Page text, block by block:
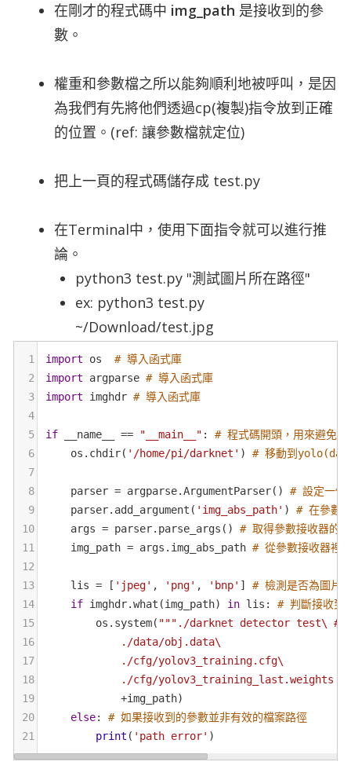
在剛才的程式碼中 img_path 是接收到的參
數。
權重和參數檔之所以能夠順利地被呼叫，是因
為我們有先將他們透過cp(複製)指令放到正確
的位置。(ref: 讓參數檔就定位)
把上一頁的程式碼儲存成 test.py
在Terminal中，使用下面指令就可以進行推
論。
python3 test.py "測試圖片所在路徑"
ex: python3 test.py
~/Download/test.jpg
1 import os
# 導入函式庫
2
import argparse # 導入函式庫
3
import imghdr # 導入函式庫
4
5
if __name__ == "__main__" : # 程式碼開頭，用來避免被
6
os . chdir( '/home/pi/darknet' ) # 移動到
7
8
parser = argparse.ArgumentParser() # 設定一個
9
parser. add_argument ( 'img_abs_path' ) # 在參數
10
args = parser. parse_args () # 取得參數接收器的
11
img_path = args . img_abs_path # 從參數接收器裡
12
13
lis = [ 'jpeg' , 'png' , 'bnp' ] # 檢測是否為圖片
14
if imghdr.what (img_path) in lis : # 判斷接收到
15
os . system( """./darknet detector test\ # 執
16
            ./data/obj.data\
17
            ./cfg/yolov3_training.cfg\
18
./cfg/yolov3_training_last.weights
19
+img_path)
20
else: # 如果接收到的參數並非有效的檔案路徑
21
print ( 'path error' )